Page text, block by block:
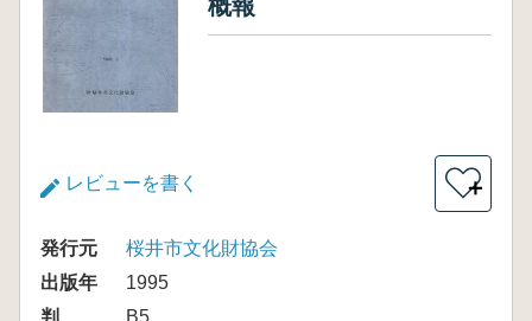
概報
レビューを書く ＋
発行元
桜井市文化財協会
出版年
1995
判
B5